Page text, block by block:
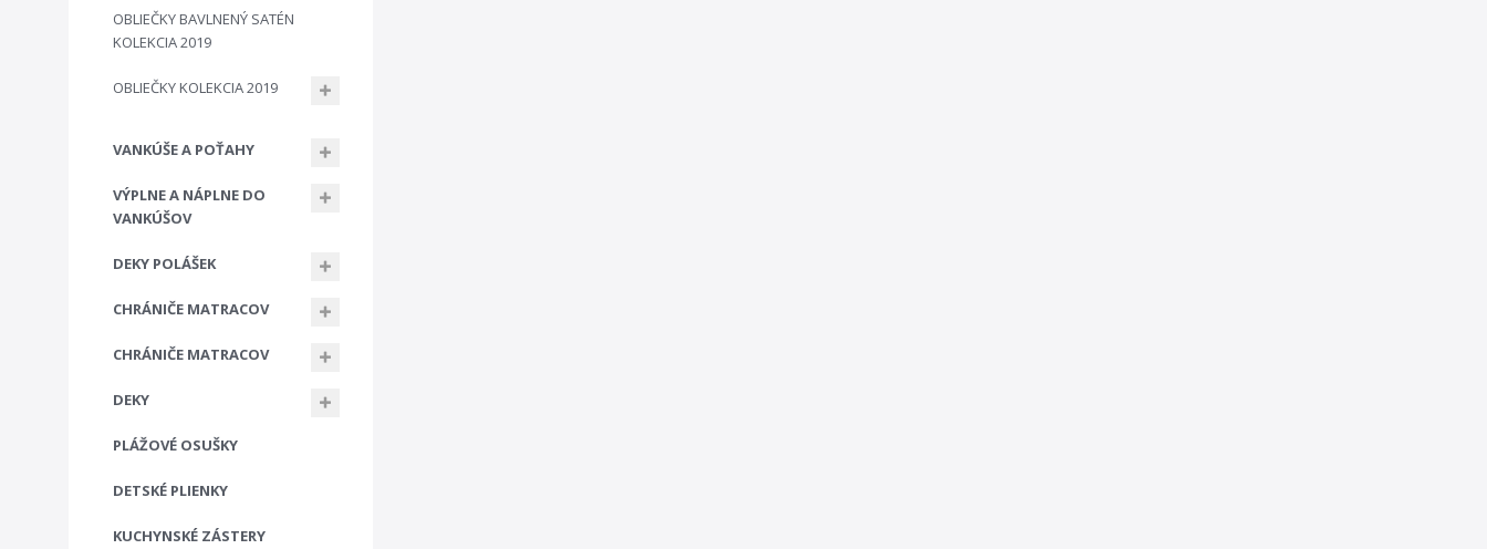
OBLIEČKY BAVLNENÝ SATÉN
KOLEKCIA 2019
OBLIEČKY KOLEKCIA 2019
VANKÚŠE A POŤAHY
VÝPLNE A NÁPLNE DO
VANKÚŠOV
DEKY POLÁŠEK
CHRÁNIČE MATRACOV
CHRÁNIČE MATRACOV
DEKY
PLÁŽOVÉ OSUŠKY
DETSKÉ PLIENKY
KUCHYNSKÉ ZÁSTERY